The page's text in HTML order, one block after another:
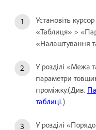
Установіть
«Таблиця» >
«Налаштування
У розділі «Межа
параметри
проміжку.(Див.
таблиці.)
У розділі